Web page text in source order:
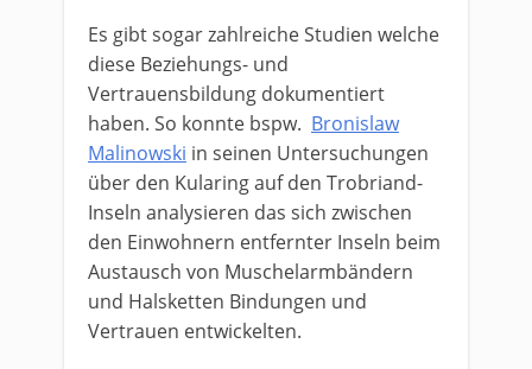
Es gibt sogar zahlreiche Studien welche
diese Beziehungs- und
Vertrauensbildung dokumentiert
haben. So konnte bspw. Bronislaw
Malinowski in seinen Untersuchungen
über den Kularing auf den Trobriand-
Inseln analysieren das sich zwischen
den Einwohnern entfernter Inseln beim
Austausch von Muschelarmbändern
und Halsketten Bindungen und
Vertrauen entwickelten.